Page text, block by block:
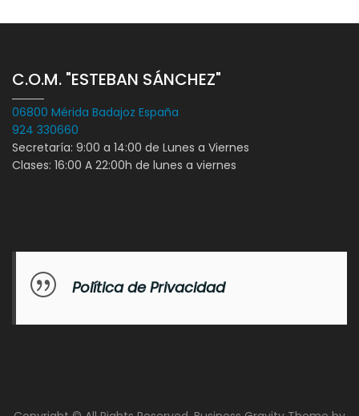
C.O.M. "ESTEBAN SÁNCHEZ"
06800 Mérida Badajoz España
924 330660
Secretaría: 9:00 a 14:00 de Lunes a Viernes
Clases: 16:00 A 22:00h de lunes a viernes
Política de Privacidad